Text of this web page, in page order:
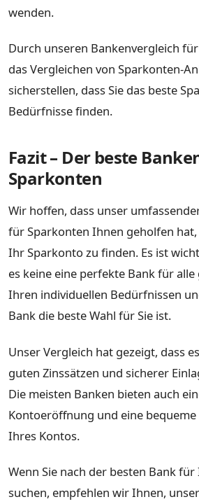
wenden.
Durch unseren Bankenvergleich
das Vergleichen von Sparkonten-
sicherstellen, dass Sie das beste
Bedürfnisse finden.
Fazit – Der beste
Sparkonten
Wir hoffen, dass unser
für Sparkonten Ihnen geholfen
Ihr Sparkonto zu finden. Es ist
es keine eine perfekte Bank für alle
Ihren individuellen Bedürfnissen
Bank die beste Wahl für Sie ist.
Unser Vergleich hat gezeigt, dass
guten Zinssätzen und sicherer
Die meisten Banken bieten auch
Kontoeröffnung und eine
Ihres Kontos.
Wenn Sie nach der besten Bank
suchen, empfehlen wir Ihnen,